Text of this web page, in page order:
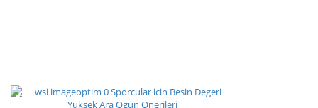
SPOR